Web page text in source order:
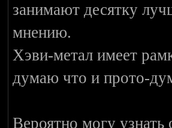
занимают десятку
мнению.
Хэви-метал имеет
думаю что и прото-
Вероятно могу